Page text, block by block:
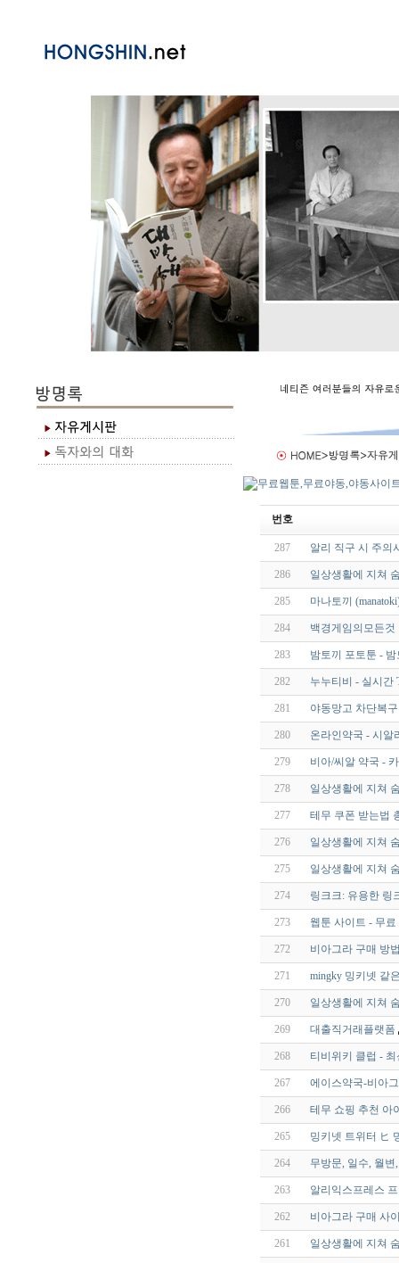
번호
287 알리 직구 시 주의
286 일상생활에 지쳐
285 마나토끼
284 백경게임의모든것
283 밤토끼 포토툰 -
282 누누티비 - 실시간
281 야동망고 차단복
280 온라인약국 - 시
279 비아/씨알 약국 -
278 일상생활에 지쳐
277 테무 쿠폰 받는법
276 일상생활에 지쳐
275 일상생활에 지쳐
274 링크크: 유용한 링
273 웹툰 사이트 - 무
272 비아그라 구매 방
271 mingky 밍키넷 같
270 일상생활에 지쳐
269 대출직거래플랫폼
268 티비위키 클럽 -
267 에이스약국-비아
266 테무 쇼핑 추천 아
265 밍키넷 트위터 ヒ
264 무방문, 일수, 월변
263 알리익스프레스
262 비아그라 구매 사
261 일상생활에 지쳐